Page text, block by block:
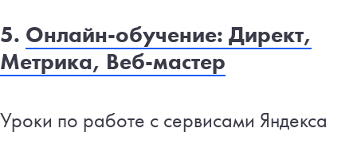
5. Онлайн-обучение: Директ,
Метрика, Веб-мастер
Уроки по работе с сервисами Яндекса